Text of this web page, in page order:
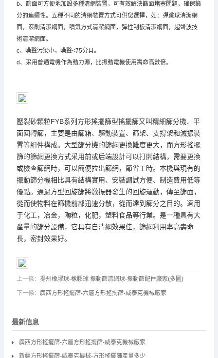
b、篩面可方便地加設多種清網裝置，可有效解決篩面堵塞問題，確保篩
分的連續性。五種不同的清網裝置方式可供您選擇，如：彈跳球清潔網
面，滾刷清潔網面，噴氣方式清潔網面，彈性刮板清潔網面，超聲波技
術清潔網面。
c、噪聲污染小，噪聲<75分貝。
d、采用普通電機作為動力源，比振動電機使用壽命高數倍。
壓裂砂顆粒FYB系列方形搖擺篩型搖擺篩又叫精細篩分機、平
面回轉篩，主要是由篩箱、驅動裝置、篩架、支撐架和減振裝
置等組件構成。大型篩分機的篩網更換難度更大，而方形搖擺
篩的篩網更換方式采用前或后端設計可以打開結構，需要更換
或檢查篩網時，可以簡便拉出篩網，節省工時。本機與現有的
振動篩分機相比具有結構實用、安裝調試方便、制造費用低等
優點。通過方型回旋篩將激振器發生的回旋運動，傳至篩面，
從而使物料在篩機前部迅速分散，從而達到篩分之目的。適用
于化工，冶金，陶粒，化肥，塑料食品等行業。是一種具有大
產量的篩分設備，它具有自清網效果佳，篩網利用率高壽命
長，密封效果好。
上一條： 揚州橡膠球-橡膠球 振動篩清網球-振動篩配件廠家(多圖)
下一條： 廣西方形搖擺篩-六層方形搖擺篩-威泰克機械廠家
最新信息
廣西方形搖擺篩-六層方形搖擺篩-威泰克機械廠家
新疆方形搖擺篩-威泰克機械-方形搖擺篩產量多少